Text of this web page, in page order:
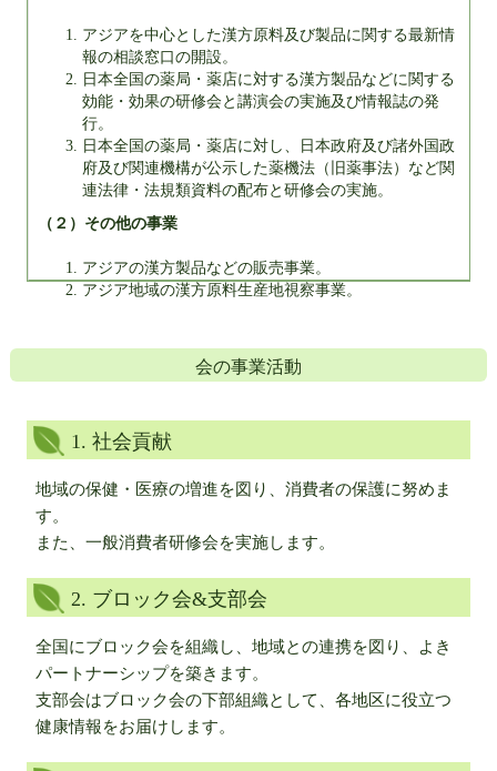
アジアを中心とした漢方原料及び製品に関する最新情
報の相談窓口の開設。
日本全国の薬局・薬店に対する漢方製品などに関する
効能・効果の研修会と講演会の実施及び情報誌の発
行。
日本全国の薬局・薬店に対し、日本政府及び諸外国政
府及び関連機構が公示した薬機法（旧薬事法）など関
連法律・法規類資料の配布と研修会の実施。
（２）その他の事業
アジアの漢方製品などの販売事業。
アジア地域の漢方原料生産地視察事業。
会の事業活動
1. 社会貢献
地域の保健・医療の増進を図り、消費者の保護に努めま
す。
また、一般消費者研修会を実施します。
2. ブロック会&支部会
全国にブロック会を組織し、地域との連携を図り、よき
パートナーシップを築きます。
支部会はブロック会の下部組織として、各地区に役立つ
健康情報をお届けします。